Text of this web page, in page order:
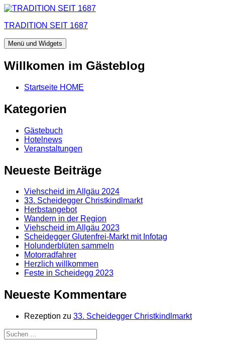
Zum
springen
TRADITION SEIT 1687
Menü und Widgets
Willkomen im Gästeblog
Startseite HOME
Kategorien
Gästebuch
Hotelnews
Veranstaltungen
Neueste Beiträge
Viehscheid im Allgäu 2024
33. Scheidegger Christkindlmarkt
Herbstangebot
Wandern in der Region
Viehscheid im Allgäu 2023
Scheidegger Glutenfrei-Markt mit Infotag
Holunderblüten sammeln
Motorradfahrer
Herzlich willkommen
Feste in Scheidegg 2023
Neueste Kommentare
Rezeption zu 33. Scheidegger Christkindlmarkt
Suchen
nach: